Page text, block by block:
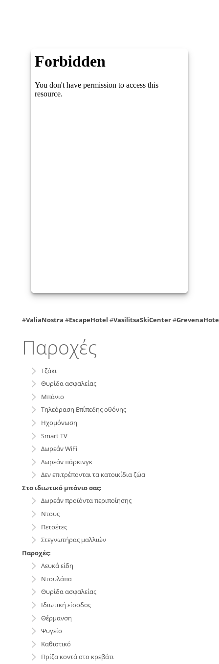
#ValiaNostra #EscapeHotel #VasilitsaSkiCenter#
Παροχές
Tζάκι
Θυρίδα ασφαλείας
Μπάνιο
Τηλεόραση Επίπεδης οθόνης
Ηχομόνωση
Smart TV
Δωρεάν WiFi
Δωρεάν πάρκινγκ
Δεν επιτρέπονται τα κατοικίδια ζώα
Στο ιδιωτικό μπάνιο σας:
Δωρεάν προϊόντα περιποίησης
Ντους
Πετσέτες
Στεγνωτήρας μαλλιών
Παροχές:
Λευκά είδη
Ντουλάπα
Θυρίδα ασφαλείας
Ιδιωτική είσοδος
Θέρμανση
Ψυγείο
Καθιστικό
Πρίζα κοντά στο κρεβάτι